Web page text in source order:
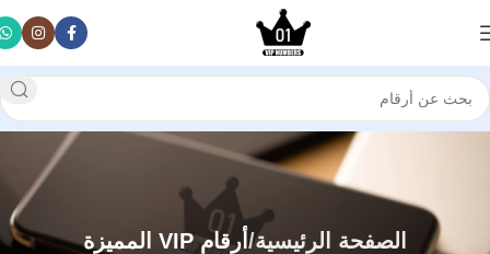
الصفحة الرئيسية أرقام VIP المميزة